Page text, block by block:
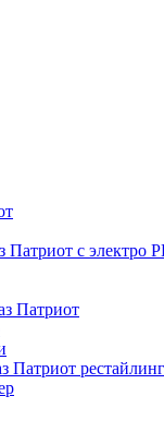
Патриот с электро
Патриот
Патриот